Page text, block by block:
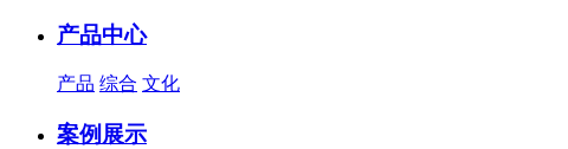
产品中心
产品 综合 文化
案例展示